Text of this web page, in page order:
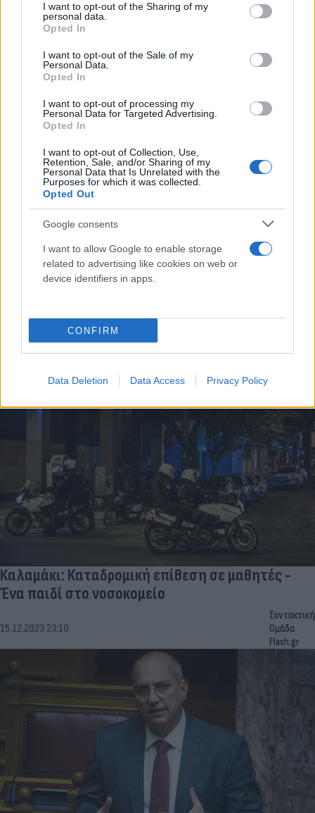
not limited to your visit or usage behaviour. You may click to
grant or deny consent to Google and its third-party tags to
use your data for below specified purposes in below Google
consent section.
I want to opt-out of the Sharing of my
personal data.
Opted In
I want to opt-out of the Sale of my
Personal Data.
Opted In
I want to opt-out of processing my
Personal Data for Targeted Advertising.
Opted In
I want to opt-out of Collection, Use,
Retention, Sale, and/or Sharing of my
Personal Data that Is Unrelated with the
Purposes for which it was collected.
Opted Out
Google consents
I want to allow Google to enable storage
related to advertising like cookies on web or
device identifiers in apps.
CONFIRM
Data Deletion Data Access Privacy Policy
Πούτιν: «Απόλυτες ανοησίες» ότι η Ρωσία
σχεδιάζει να επιτεθεί σε χώρα του NATO
17.12.2023 11:53
Συντακτική
Ζωγράφου: Άγρια επίθεση με μπουνιές και
κλοτσιές σε άνδρα που έκανε τζόκινγκ
15.12.2023 23:40
Καλαμάκι: Καταδρομική επίθεση σε μαθητές -
Ένα παιδί στο νοσοκομείο
15.12.2023 23:10
Συντακτική
Ομάδα
Flash.gr